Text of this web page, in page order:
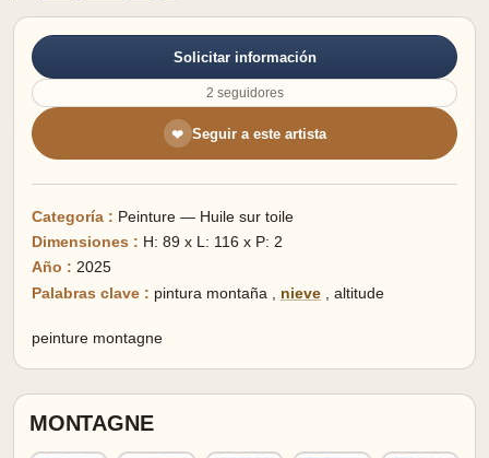
Solicitar información
2 seguidores
❤ Seguir a este artista
Categoría : Peinture — Huile sur toile
Dimensiones : H: 89 x L: 116 x P: 2
Año : 2025
Palabras clave : pintura montaña , nieve , altitude
peinture montagne
MONTAGNE